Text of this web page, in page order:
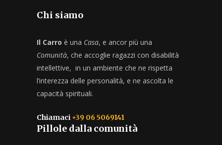
Chi siamo
Il Carro è una Casa, e ancor più una
Comunità, che accoglie ragazzi con disabilità
intellettive, in un ambiente che ne rispetta
l’interezza delle personalità, e ne ascolta le
capacità spirituali.
Chiamaci +39 06 5069141
Pillole dalla comunità